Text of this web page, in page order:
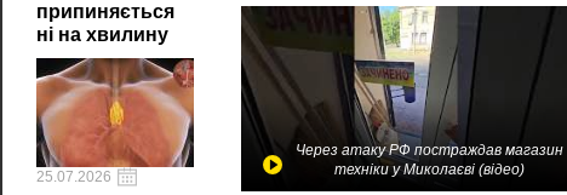
припиняється
ні на хвилину
25.07.2026
Через атаку РФ постраждав магазин
техніки у Миколаєві (відео)